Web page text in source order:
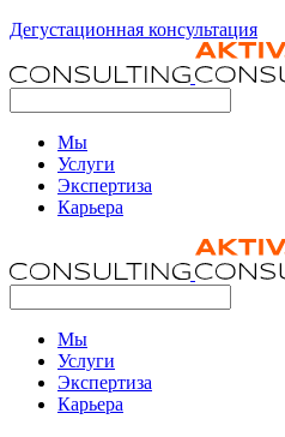
Дегустационная консультация
Мы
Услуги
Экспертиза
Карьера
Мы
Услуги
Экспертиза
Карьера